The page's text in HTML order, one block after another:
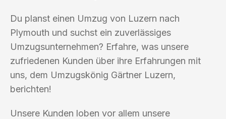
Du planst einen Umzug von Luzern nach
Plymouth und suchst ein zuverlässiges
Umzugsunternehmen? Erfahre, was unsere
zufriedenen Kunden über ihre Erfahrungen mit
uns, dem Umzugskönig Gärtner Luzern,
berichten!
Unsere Kunden loben vor allem unsere